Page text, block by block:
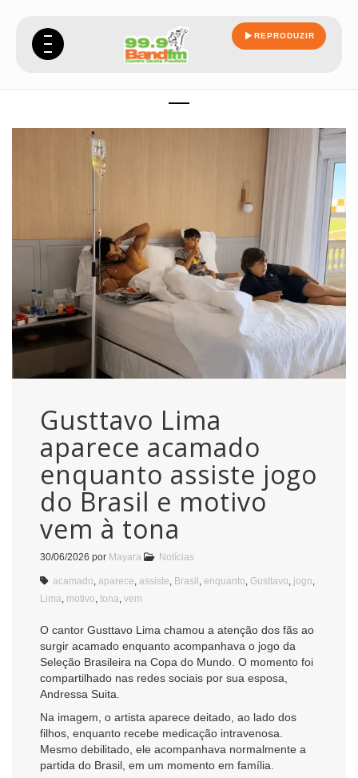
REPRODUZIR
Gusttavo Lima
aparece acamado
enquanto assiste jogo
do Brasil e motivo
vem à tona
30/06/2026 por Mayara Notícias
acamado, aparece, assiste, Brasil , enquanto, Gusttavo, jogo,
Lima, motivo, tona, vem
O cantor Gusttavo Lima chamou a atenção dos fãs ao
surgir acamado enquanto acompanhava o jogo da
Seleção Brasileira na Copa do Mundo. O momento foi
compartilhado nas redes sociais por sua esposa,
Andressa Suita.
Na imagem, o artista aparece deitado, ao lado dos
filhos, enquanto recebe medicação intravenosa.
Mesmo debilitado, ele acompanhava normalmente a
partida do Brasil, em um momento em família.